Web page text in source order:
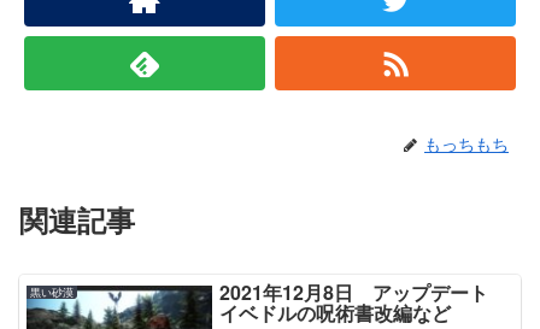
もっちもち
関連記事
黒い砂漠 2021年12月8日 アップデート
イベドルの呪術書改編など